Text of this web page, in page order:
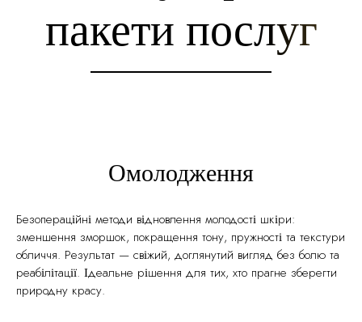
пакети послуг
Омолодження
Безопераційні методи відновлення молодості шкіри:
зменшення зморшок, покращення тону, пружності та текстури
обличчя. Результат — свіжий, доглянутий вигляд без болю та
реабілітації. Ідеальне рішення для тих, хто прагне зберегти
природну красу.